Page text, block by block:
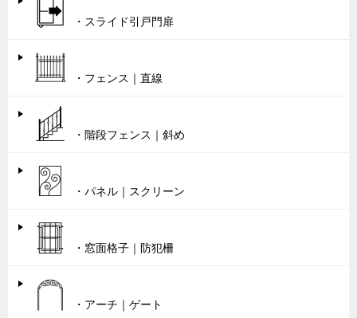
・スライド引戸門扉
・フェンス｜直線
・階段フェンス｜斜め
・パネル｜スクリーン
・窓面格子｜防犯柵
・アーチ｜ゲート